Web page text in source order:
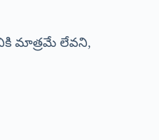
మాత్రమే లేవని,